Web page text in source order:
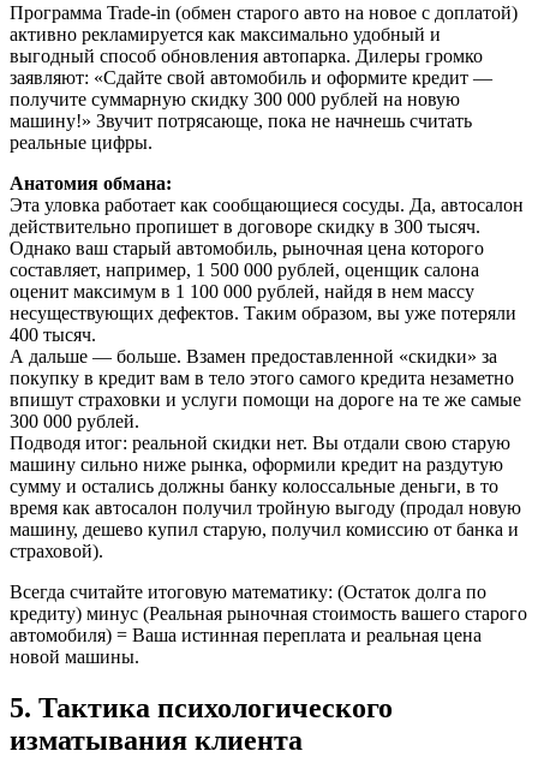
Программа Trade-in (обмен старого авто на новое с доплатой)
активно рекламируется как максимально удобный и
выгодный способ обновления автопарка. Дилеры громко
заявляют: «Сдайте свой автомобиль и оформите кредит —
получите суммарную скидку 300 000 рублей на новую
машину!» Звучит потрясающе, пока не начнешь считать
реальные цифры.
Анатомия обмана:
Эта уловка работает как сообщающиеся сосуды. Да, автосалон
действительно пропишет в договоре скидку в 300 тысяч.
Однако ваш старый автомобиль, рыночная цена которого
составляет, например, 1 500 000 рублей, оценщик салона
оценит максимум в 1 100 000 рублей, найдя в нем массу
несуществующих дефектов. Таким образом, вы уже потеряли
400 тысяч.
А дальше — больше. Взамен предоставленной «скидки» за
покупку в кредит вам в тело этого самого кредита незаметно
впишут страховки и услуги помощи на дороге на те же самые
300 000 рублей.
Подводя итог: реальной скидки нет. Вы отдали свою старую
машину сильно ниже рынка, оформили кредит на раздутую
сумму и остались должны банку колоссальные деньги, в то
время как автосалон получил тройную выгоду (продал новую
машину, дешево купил старую, получил комиссию от банка и
страховой).
Всегда считайте итоговую математику: (Остаток долга по
кредиту) минус (Реальная рыночная стоимость вашего старого
автомобиля) = Ваша истинная переплата и реальная цена
новой машины.
5. Тактика психологического
изматывания клиента